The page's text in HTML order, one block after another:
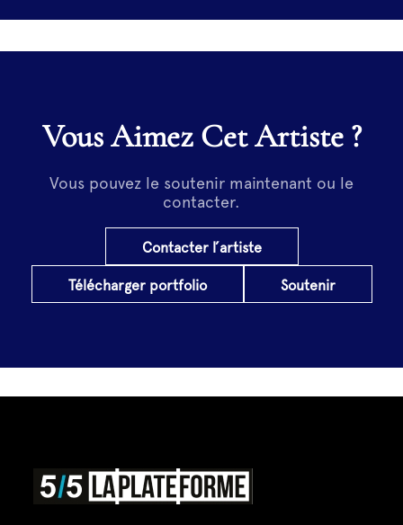
Vous Aimez Cet Artiste ?
Vous pouvez le soutenir maintenant ou le
contacter.
Contacter l’artiste
Télécharger portfolio Soutenir